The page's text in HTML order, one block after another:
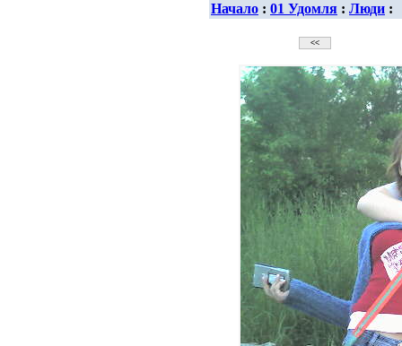
Начало : 01 Удомля : Люди :